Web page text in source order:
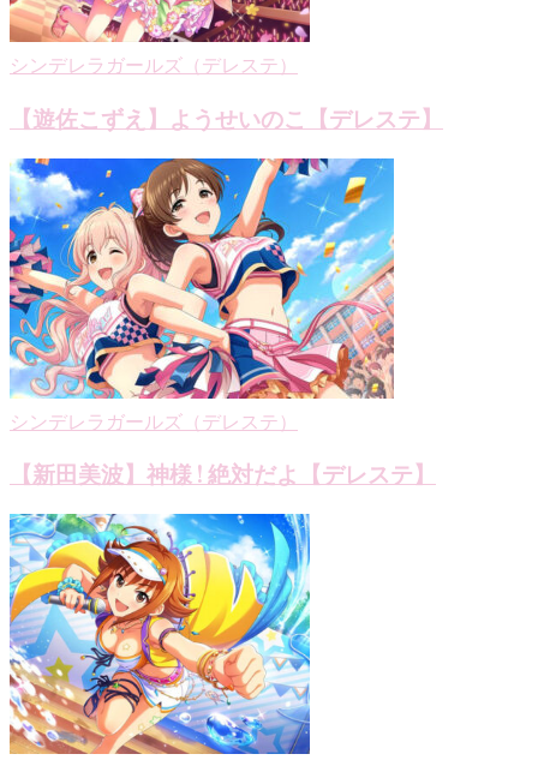
シンデレラガールズ（デレステ）
【遊佐こずえ】ようせいのこ【デレステ】
シンデレラガールズ（デレステ）
【新田美波】神様 ! 絶対だよ【デレステ】